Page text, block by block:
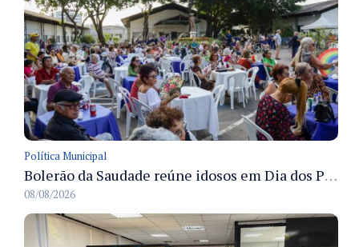
Política Municipal
Bolerão da Saudade reúne idosos em Dia dos Pais promovido pela Fundação Dr. Thomas em Manaus
08/08/2026